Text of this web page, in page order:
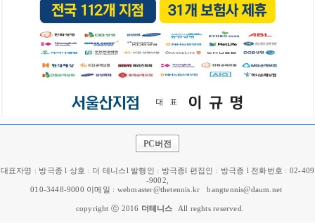
PC버전
대표자명 : 방극종 l 상호 : 더 테니스l 발행인 : 방극종l 편집인 : 방극종 l 전화번호 : 02-409
-9002,
010-3448-9000 이메일 : webmaster@thetennis.krbangtennis@daum.net
copyright ⓒ 2016 더테니스 All reghts reserved.